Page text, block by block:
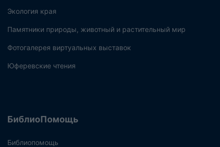
Экология края
Памятники природы, животный и растительный мир
Фотогалерея виртуальных выставок
Юферевские чтения
БиблиоПомощь
Библиопомощь